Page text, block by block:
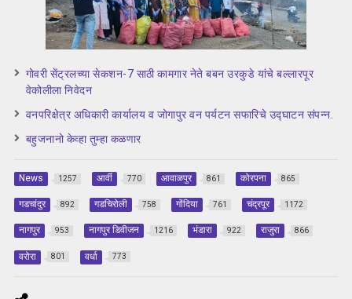
गोवरी सेंट्रलच्या सेकशन-7 साठी कामगार नेते बबन उरकुडे यांचे बल्लारपूर
वेकोलीला निवेदन
वनपरिक्षेत्र अधिकारी कार्यालय व जोगापुर वन पर्यटन सफारिचे उद्घाटन संपन्न.
बहुजनानो केव्हा तुम्हा कळणार
News 1257 आर्वी 770 आवाळपुर 861 कोरपना 865
गडचांदुर 892 गडचिरोली 758 गोंदिया 761 चंद्रपूर 1172
नागपुर 953 नागपुर डिवीजन 1216 भंडारा 922 राजुरा 866
वरोरा 801 वर्धा 773